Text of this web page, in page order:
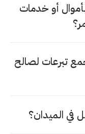
أو خدمات
تبرعات لصالح
في الميدان؟